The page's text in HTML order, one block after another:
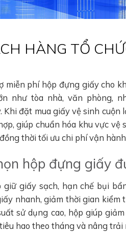
HÀNG TỔ
miễn phí hộp đựng giấy cho
như tòa nhà, văn phòng,
Khi đặt mua giấy vệ sinh cuộn
giúp chuẩn hóa khu vực vệ
thời tối ưu chi phí vận
hộp đựng giấy
giữ giấy sạch, hạn chế bụi
nhanh, giảm thời gian kiểm
sử dụng cao, hộp giúp
hao theo tháng và nâng trải